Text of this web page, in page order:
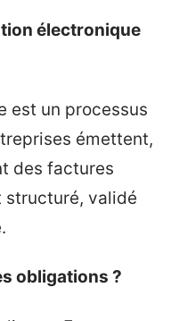
électronique
est un processus
émettent,
des factures
structuré, validé
obligations ?